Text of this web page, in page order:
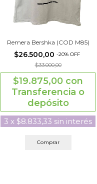
Remera Bershka (COD M85)
$26.500,00 -20% OFF
$33.000,00
$19.875,00 con
Transferencia o
depósito
3 x $8.833,33 sin interés
Comprar